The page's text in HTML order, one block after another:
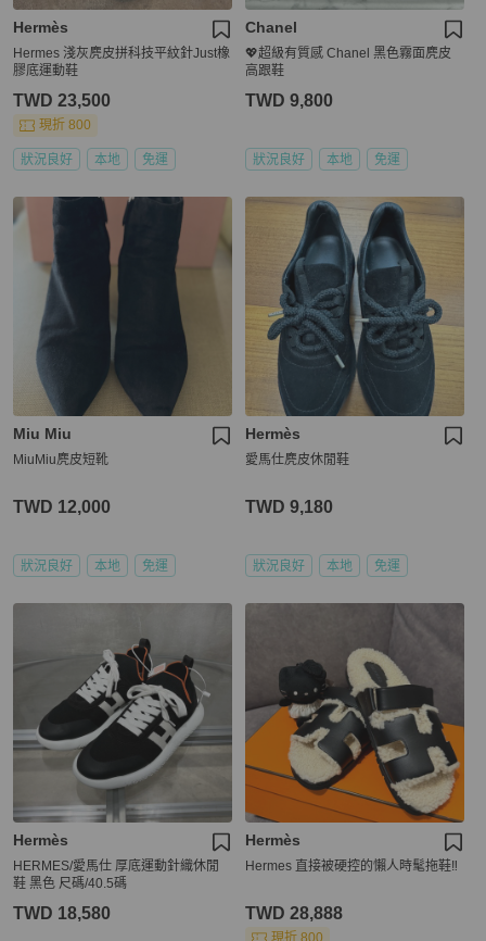
Hermès
Hermes 淺灰麂皮拼科技平紋針Just橡
膠底運動鞋
TWD 23,500
現折 800
狀況良好 本地 免運
Chanel
💖超級有質感 Chanel 黑色霧面麂皮
高跟鞋
TWD 9,800
狀況良好 本地 免運
Miu Miu
MiuMiu麂皮短靴
TWD 12,000
狀況良好 本地 免運
Hermès
愛馬仕麂皮休閒鞋
TWD 9,180
狀況良好 本地 免運
Hermès
HERMES/愛馬仕 厚底運動針織休閒
鞋 黑色 尺碼/40.5碼
TWD 18,580
Hermès
Hermes 直接被硬控的懶人時髦拖鞋‼️
TWD 28,888